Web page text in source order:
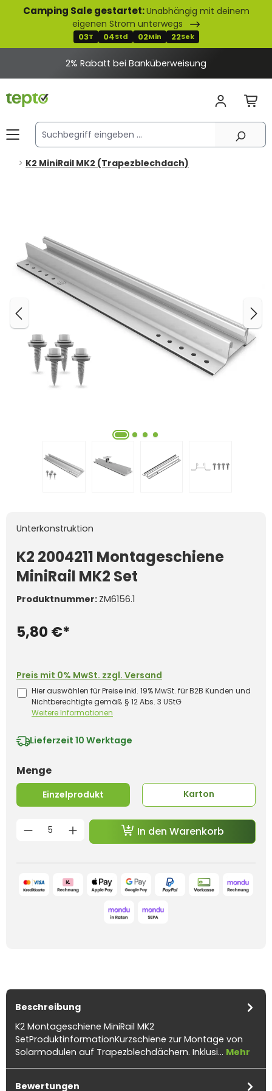
springen
Camping Sale gestartet:Unabhängig mit deinem
eigenen Strom unterwegs
03T 04Std 02Min 22Sek
2% Rabatt bei Banküberweisung
K2 MiniRail MK2 (Trapezblechdach)
Unterkonstruktion
K2 2004211 Montageschiene
MiniRail MK2 Set
Produktnummer: ZM6156.1
5,80 €*
Preis mit 0% MwSt. zzgl. Versand
Hier auswählen für Preise inkl. 19% MwSt. für B2B Kunden und
Nichtberechtigte gemäß § 12 Abs. 3 UStG
Weitere Informationen
Lieferzeit 10 Werktage
Mengeauswählen
Einzelprodukt Karton
Produkt Anzahl: Gib den
In den Warenkorb
Beschreibung
K2 Montageschiene MiniRail MK2
SetProduktinformationKurzschiene zur Montage von
Solarmodulen auf Trapezblechdächern. Inklusi… Mehr
Bewertungen